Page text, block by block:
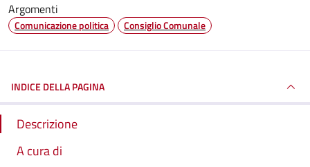
Argomenti
Comunicazione politica Consiglio Comunale
INDICE DELLA PAGINA
Descrizione
A cura di